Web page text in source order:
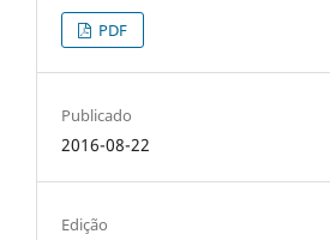
PDF
Publicado
2016-08-22
Edição